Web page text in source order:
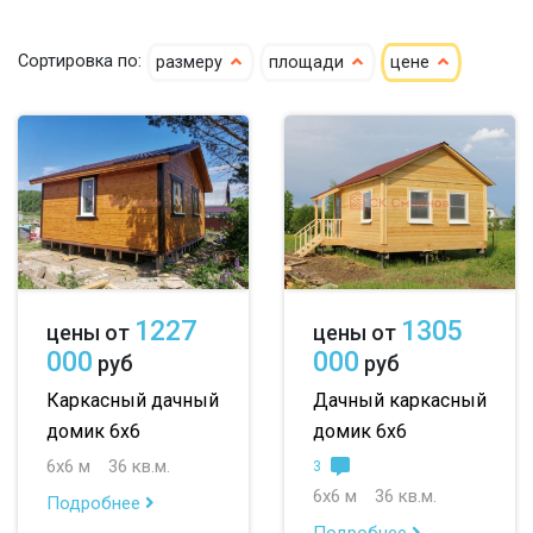
7х9 7х10
9х9
10х12
большие
маленькие
до 50 м
до 150 м
Сортировка по: размеру площади цене
цены от 1227
000 руб
Каркасный дачный
домик 6х6
6х6 м
36 кв.м.
Подробнее
цены от 1305
000 руб
Дачный каркасный
домик 6х6
3
6х6 м
36 кв.м.